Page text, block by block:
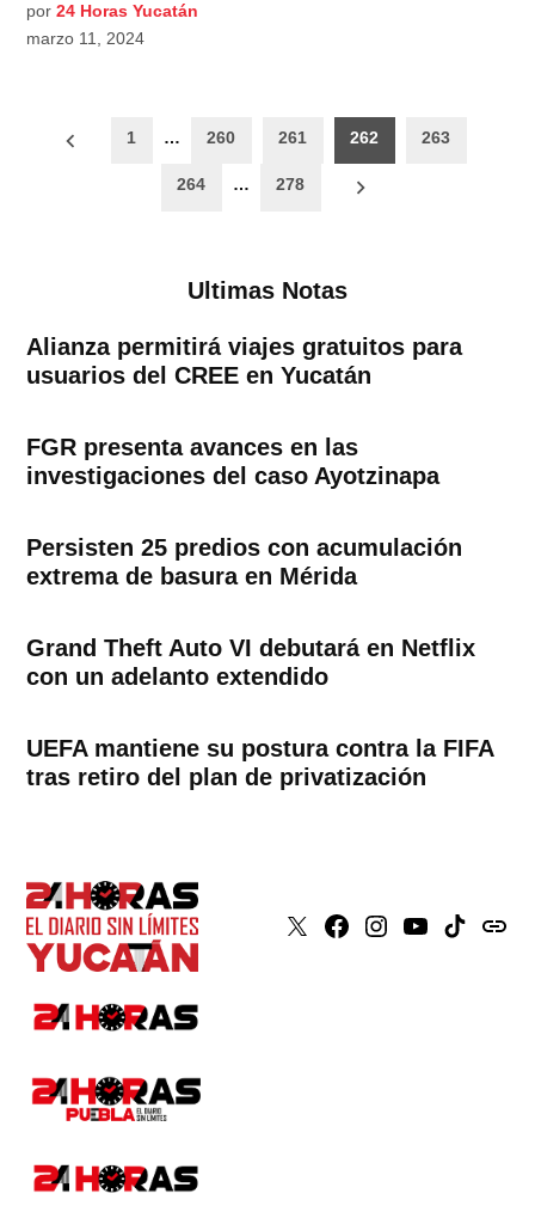
por 24 Horas Yucatán
marzo 11, 2024
Paginación
1 … 260 261 262 263
264 … 278
Ultimas Notas
Alianza permitirá viajes gratuitos para
usuarios del CREE en Yucatán
FGR presenta avances en las
investigaciones del caso Ayotzinapa
Persisten 25 predios con acumulación
extrema de basura en Mérida
Grand Theft Auto VI debutará en Netflix
con un adelanto extendido
UEFA mantiene su postura contra la FIFA
tras retiro del plan de privatización
X Faceboook
Instagram
YoutubeTiktokissuu